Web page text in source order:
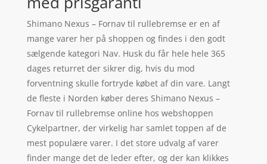
Shimano Nexus – Fornav til rullebremse er en af
mange varer her på shoppen og findes i den godt
sælgende kategori Nav. Husk du får hele hele 365
dages returret der sikrer dig, hvis du mod
forventning skulle fortryde købet af din vare. Langt
de fleste i Norden køber deres Shimano Nexus –
Fornav til rullebremse online hos webshoppen
Cykelpartner, der virkelig har samlet toppen af de
mest populære varer. I det store udvalg af varer
finder mange det de leder efter, og der kan klikkes